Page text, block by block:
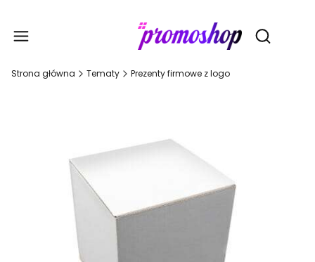
Otwórz
Strona główna Tematy Prezenty firmowe z logo